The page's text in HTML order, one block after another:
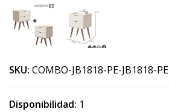
SKU: COMBO-JB1818-PE-JB1818-PE
Disponibilidad: 1